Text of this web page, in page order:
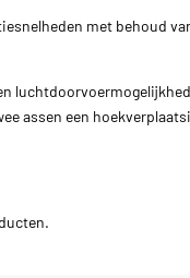
met behoud
assen een